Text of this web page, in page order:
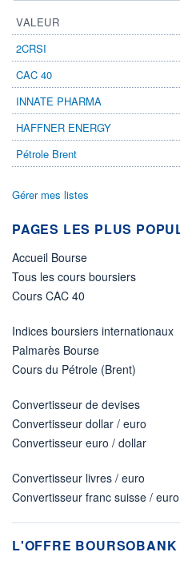
VALEUR
2CRSI
CAC 40
INNATE PHARMA
HAFFNER ENERGY
Pétrole Brent
Gérer mes listes
PAGES LES PLUS
Accueil Bourse
Tous les cours boursiers
Cours CAC 40
Indices boursiers internationaux
Palmarès Bourse
Cours du Pétrole (Brent)
Convertisseur de devises
Convertisseur dollar / euro
Convertisseur euro / dollar
Convertisseur livres / euro
Convertisseur franc suisse / euro
L'OFFRE BOURSOBANK